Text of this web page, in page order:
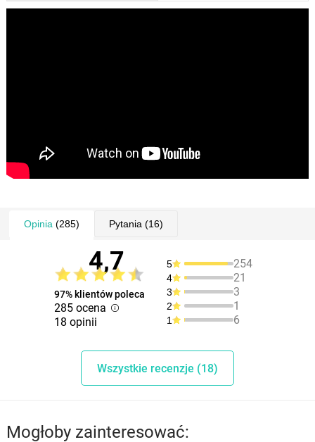
Opinia(285) Pytania(16)
4,7
97% klientów poleca
285 ocena
18 opinii
5 254
4 21
3 3
2 1
1 6
Wszystkie recenzje (18)
Mogłoby zainteresować: